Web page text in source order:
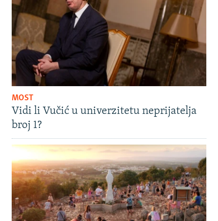
MOST
Vidi li Vučić u univerzitetu neprijatelja
broj 1?